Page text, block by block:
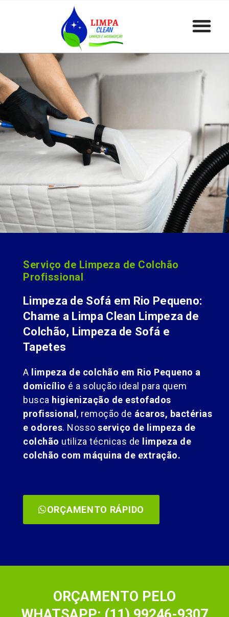
Serviço de Limpeza de Colchão
Profissional
Limpeza de Sofá em Rio Pequeno:
Chame a Limpa Clean Limpeza de
Colchão, Limpeza de Sofá e
Tapetes
A limpeza de colchão em Rio Pequeno a
domicílio é a solução ideal para quem
busca higienização de estofados
profissional, remoção de ácaros, bactérias
e odores. Nosso serviço de limpeza de
colchão utiliza técnicas de limpeza de
colchão com máquina de extração.
ORÇAMENTO RÁPIDO
ORÇAMENTO PELO